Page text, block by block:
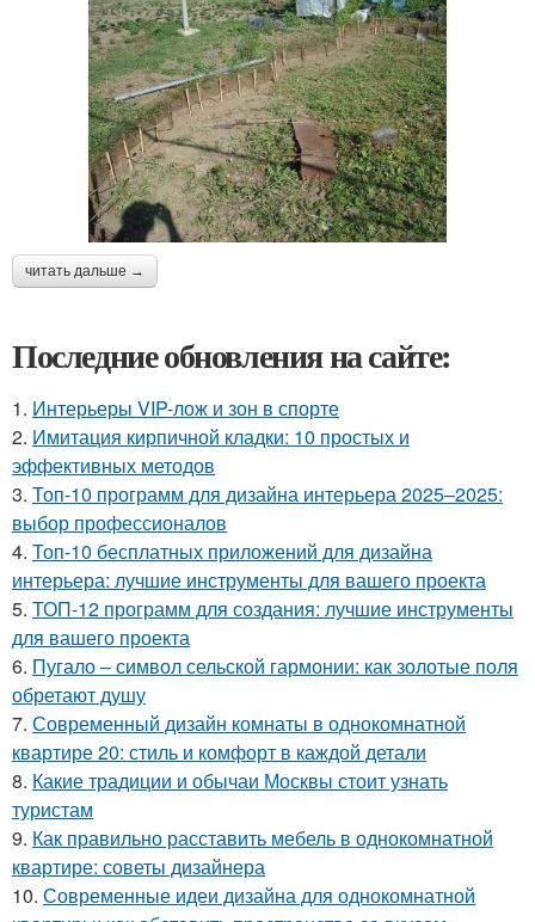
читать дальше →
Последние обновления на сайте:
1. Интерьеры VIP-лож и зон в спорте
2. Имитация кирпичной кладки: 10 простых и
эффективных методов
3. Топ-10 программ для дизайна интерьера 2025–2025:
выбор профессионалов
4. Топ-10 бесплатных приложений для дизайна
интерьера: лучшие инструменты для вашего проекта
5. ТОП-12 программ для создания: лучшие инструменты
для вашего проекта
6. Пугало – символ сельской гармонии: как золотые поля
обретают душу
7. Современный дизайн комнаты в однокомнатной
квартире 20: стиль и комфорт в каждой детали
8. Какие традиции и обычаи Москвы стоит узнать
туристам
9. Как правильно расставить мебель в однокомнатной
квартире: советы дизайнера
10. Современные идеи дизайна для однокомнатной